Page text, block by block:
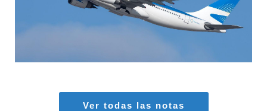
MARIA SONZINI
Ver todas las notas